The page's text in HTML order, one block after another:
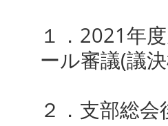
１．2021年
ール審議(議
２．支部総